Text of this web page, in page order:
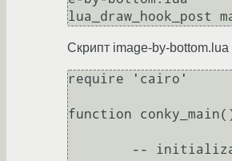
lua_draw_hook_post
Скрипт image-by-bottom.lua
require 'cairo'
function